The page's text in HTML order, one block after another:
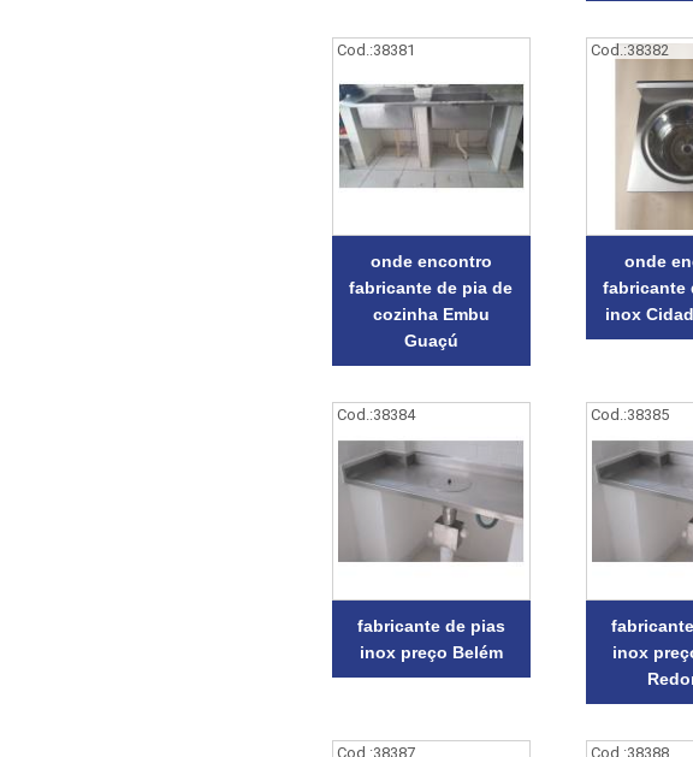
Cod.:38381
onde encontro
fabricante de pia de
cozinha Embu
Guaçú
Cod.:38382
onde
fabricante
inox
Cod.:38384
fabricante de pias
inox preço Belém
Cod.:38385
inox
Cod.:38387 Cod.:38388